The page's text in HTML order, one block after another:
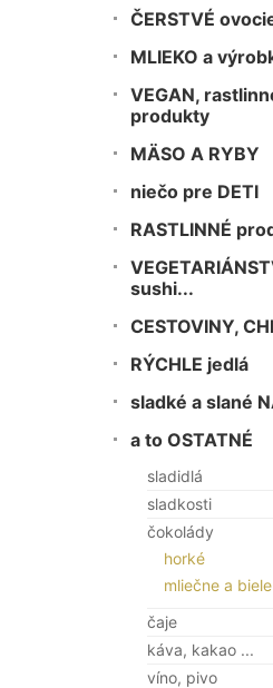
ČERSTVÉ
MLIEKO a
VEGAN,
produkty
MÄSO A RYBY
niečo pre DETI
RASTLINNÉ
sushi...
CESTOVINY,
RÝCHLE jedlá
sladké a slané
a to OSTATNÉ
sladidlá
sladkosti
čokolády
horké
mliečne a biele
čaje
káva, kakao ...
víno, pivo